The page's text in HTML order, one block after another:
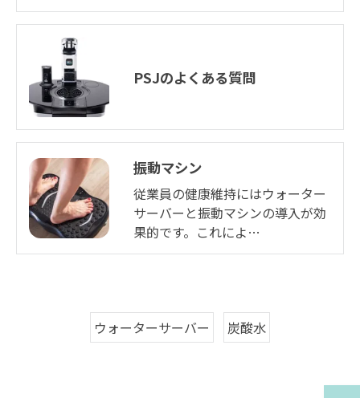
PSJのよくある質問
振動マシン
従業員の健康維持にはウォーター
サーバーと振動マシンの導入が効
果的です。これによ…
ウォーターサーバー 炭酸水